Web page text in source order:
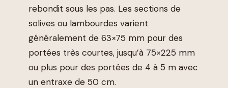
rebondit sous les pas. Les sections de
solives ou lambourdes varient
généralement de 63×75 mm pour des
portées très courtes, jusqu’à 75×225 mm
ou plus pour des portées de 4 à 5 m avec
un entraxe de 50 cm.